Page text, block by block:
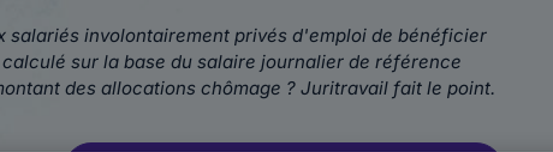
salariés involontairement privés d'emploi de bénéficier
sur la base du salaire journalier de référence
des allocations chômage ? Juritravail fait le point.